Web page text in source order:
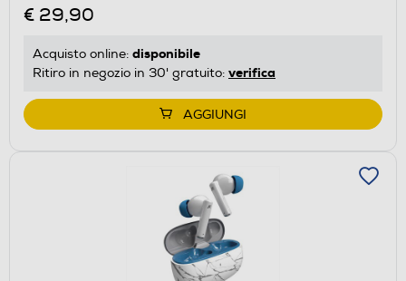
€ 29,90
Acquisto online: disponibile
Ritiro in negozio in 30' gratuito: verifica
AGGIUNGI